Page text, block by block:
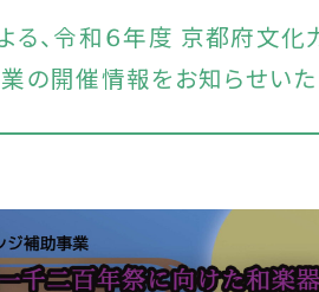
る、令和６年度 京都府文化
の開催情報をお知らせいた